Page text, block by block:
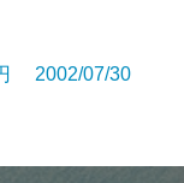
2002/07/30